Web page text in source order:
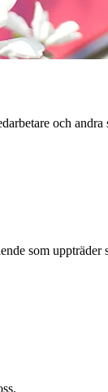
och andra
som uppträder